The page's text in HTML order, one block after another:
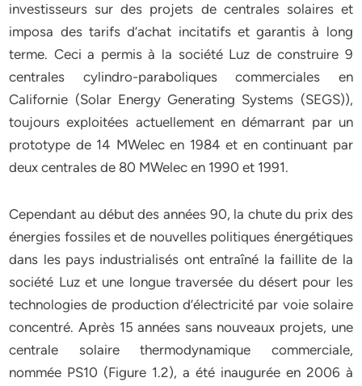
investisseurs sur des projets de centrales solaires et
imposa des tarifs d’achat incitatifs et garantis à long
terme. Ceci a permis à la société Luz de construire 9
centrales cylindro-paraboliques commerciales en
Californie (Solar Energy Generating Systems (SEGS)),
toujours exploitées actuellement en démarrant par un
prototype de 14 MWelec en 1984 et en continuant par
deux centrales de 80 MWelec en 1990 et 1991.
Cependant au début des années 90, la chute du prix des
énergies fossiles et de nouvelles politiques énergétiques
dans les pays industrialisés ont entraîné la faillite de la
société Luz et une longue traversée du désert pour les
technologies de production d’électricité par voie solaire
concentré. Après 15 années sans nouveaux projets, une
centrale solaire thermodynamique commerciale,
nommée PS10 (Figure 1.2), a été inaugurée en 2006 à